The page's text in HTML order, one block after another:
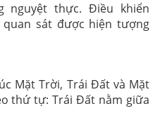
nguyệt thực. Điều khiển
sát được hiện tượng
Mặt Trời, Trái Đất và Mặt
thứ tự: Trái Đất nằm giữa